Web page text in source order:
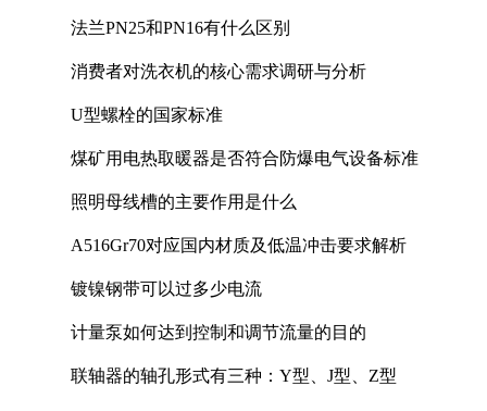
法兰PN25和PN16有什么区别
消费者对洗衣机的核心需求调研与分析
U型螺栓的国家标准
煤矿用电热取暖器是否符合防爆电气设备标准
照明母线槽的主要作用是什么
A516Gr70对应国内材质及低温冲击要求解析
镀镍钢带可以过多少电流
计量泵如何达到控制和调节流量的目的
联轴器的轴孔形式有三种：Y型、J型、Z型